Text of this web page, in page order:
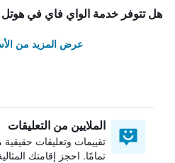
هل تتوفر خدمة الواي فاي في
عرض المزيد من
الملايين من التعليقات
تقييمات وتعليقات حقيقية
تمامًا. احجز إقامتك